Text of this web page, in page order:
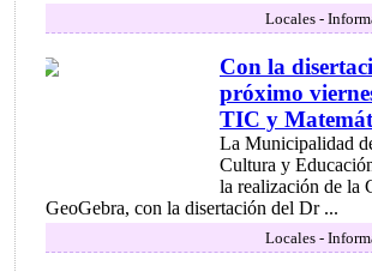
Locales -
Con la
próximo
TIC y
La Municipalidad
Cultura y
la realización de la
GeoGebra, con la disertación del Dr ...
Locales -